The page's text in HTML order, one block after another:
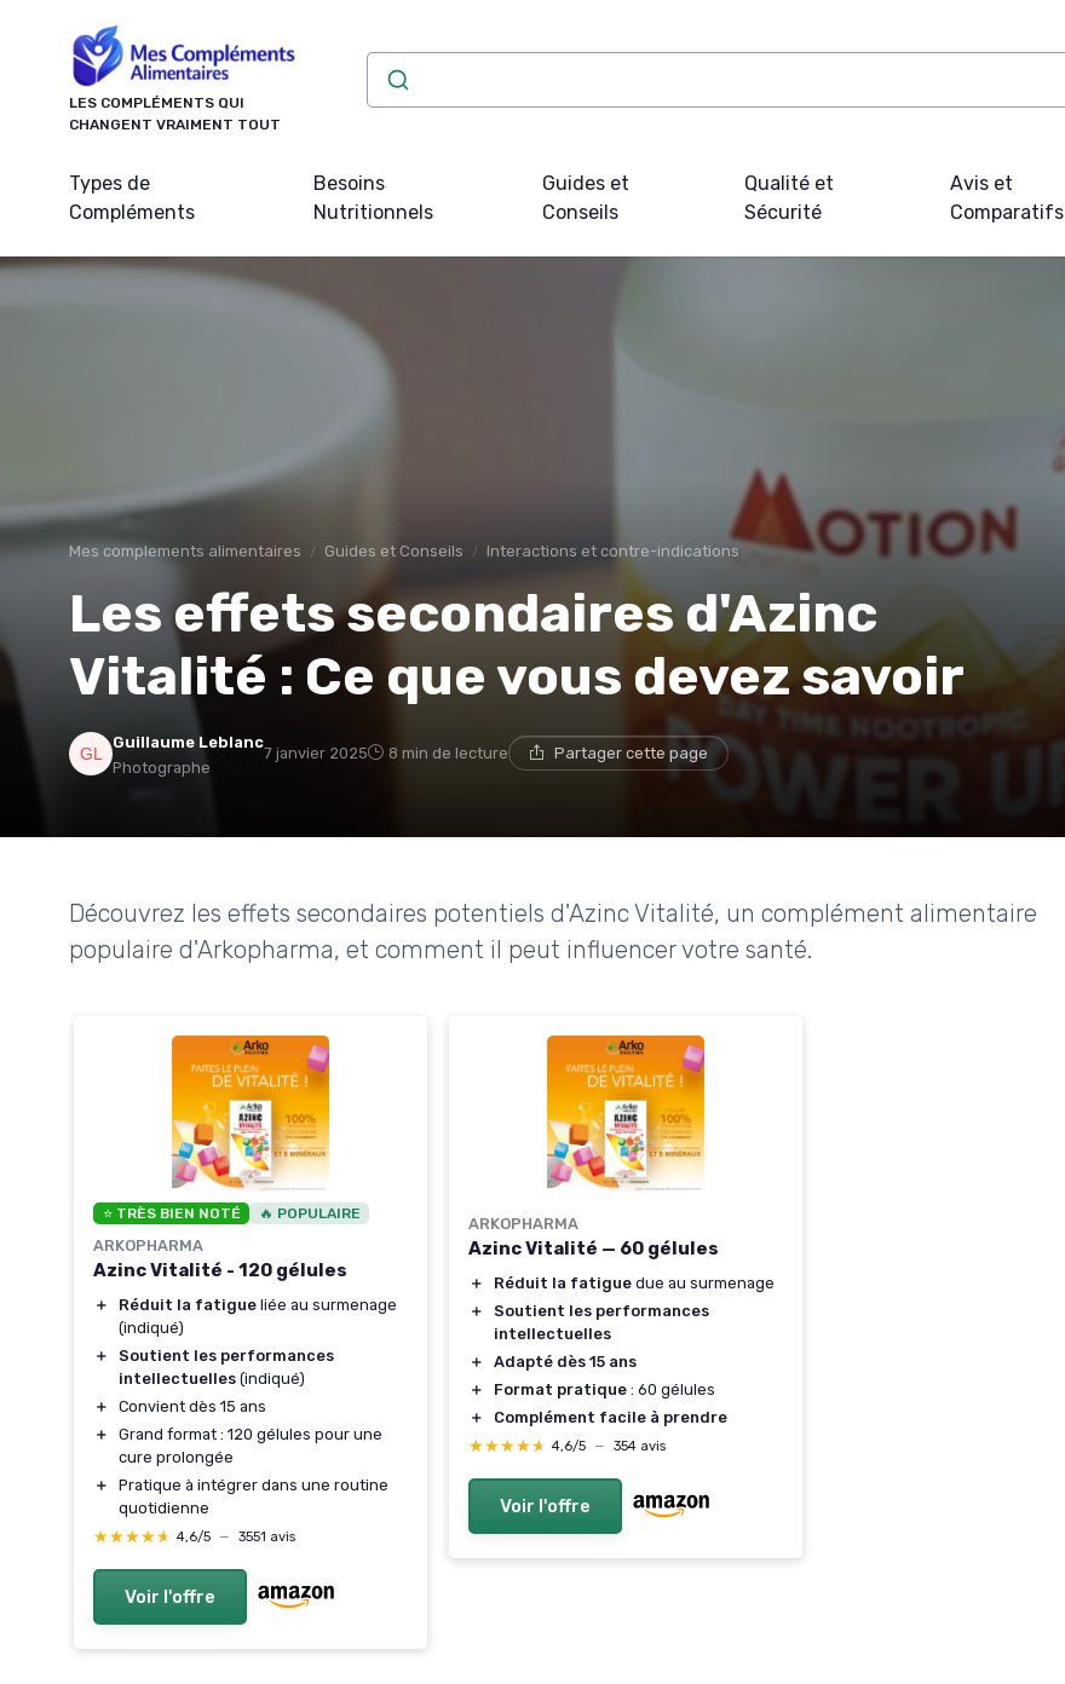
LES COMPLÉMENTS QUI
CHANGENT VRAIMENT TOUT
Types de
Compléments
Besoins
Nutritionnels
Guides et
Conseils
Qualité et
Sécurité
Avis et
Comparatifs
Mes complements alimentaires Guides et Conseils Interactions et contre-indications
Les effets secondaires d'Azinc
Vitalité : Ce que vous devez savoir
Guillaume Leblanc
Photographe
7 janvier 2025 8 min de lecture Partager cette page
Découvrez les effets secondaires potentiels d'Azinc Vitalité, un complément alimentaire
populaire d'Arkopharma, et comment il peut influencer votre santé.
⭐ TRÈS BIEN NOTÉ 🔥 POPULAIRE
ARKOPHARMA
Azinc Vitalité - 120 gélules
＋ Réduit la fatigue liée au surmenage
(indiqué)
＋
Soutient les performances
intellectuelles (indiqué)
＋
Convient dès 15 ans
＋
Grand format : 120 gélules pour une
cure prolongée
＋
Pratique à intégrer dans une routine
quotidienne
★★★★★
★★★★★ 4,6/5 — 3551 avis
Voir l'offre
ARKOPHARMA
Azinc Vitalité — 60 gélules
＋ Réduit la fatigue due au surmenage
＋
Soutient les performances
intellectuelles
＋
Adapté dès 15 ans
＋
Format pratique : 60 gélules
＋
Complément facile à prendre
★★★★★
★★★★★ 4,6/5 — 354 avis
Voir l'offre